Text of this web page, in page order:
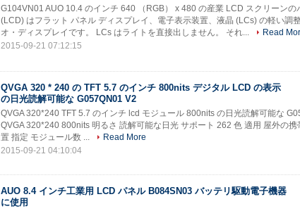
G104VN01 AUO 10.4 のインチ 640 （RGB） x 480 の産業 LCD スクリーンの
(LCD) はフラット パネル ディスプレイ、電子表示装置、液晶 (LCs) の軽い調
オ・ディスプレイです。 LCs はライトを直接出しません。 それ...
Read
2015-09-21 07:12:15
QVGA 320 * 240 の TFT 5.7 のインチ 800nits デジタル LCD の表示
の日光読解可能な G057QN01 V2
QVGA 320*240 TFT 5.7 のインチ lcd モジュール 800nits の日光読解可能な
QVGA 320*240 800nits 明るさ 読解可能な日光 サポート 262 色 適用 屋外の携
置 指定 モジュール数 ...
Read More
2015-09-21 04:10:04
AUO 8.4 インチ工業用 LCD パネル B084SN03 バッテリ駆動電子機器
に使用